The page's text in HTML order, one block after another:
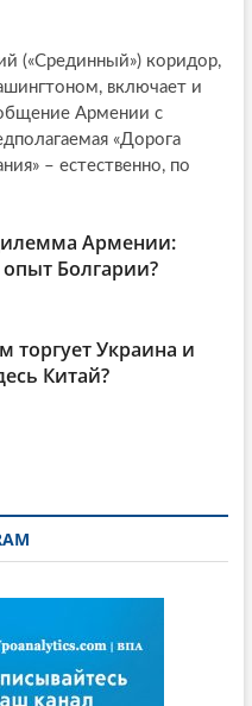
(«Срединный») коридор,
включает и
Армении с
«Дорога
– естественно, по
Армении:
Болгарии?
торгует Украина и
Китай?